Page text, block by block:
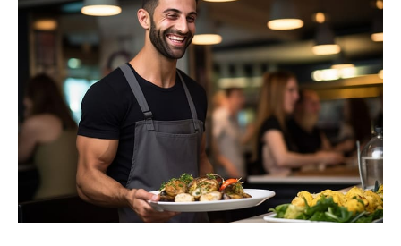
trouver
rapidement
des
extras
de
qualité
dans
la